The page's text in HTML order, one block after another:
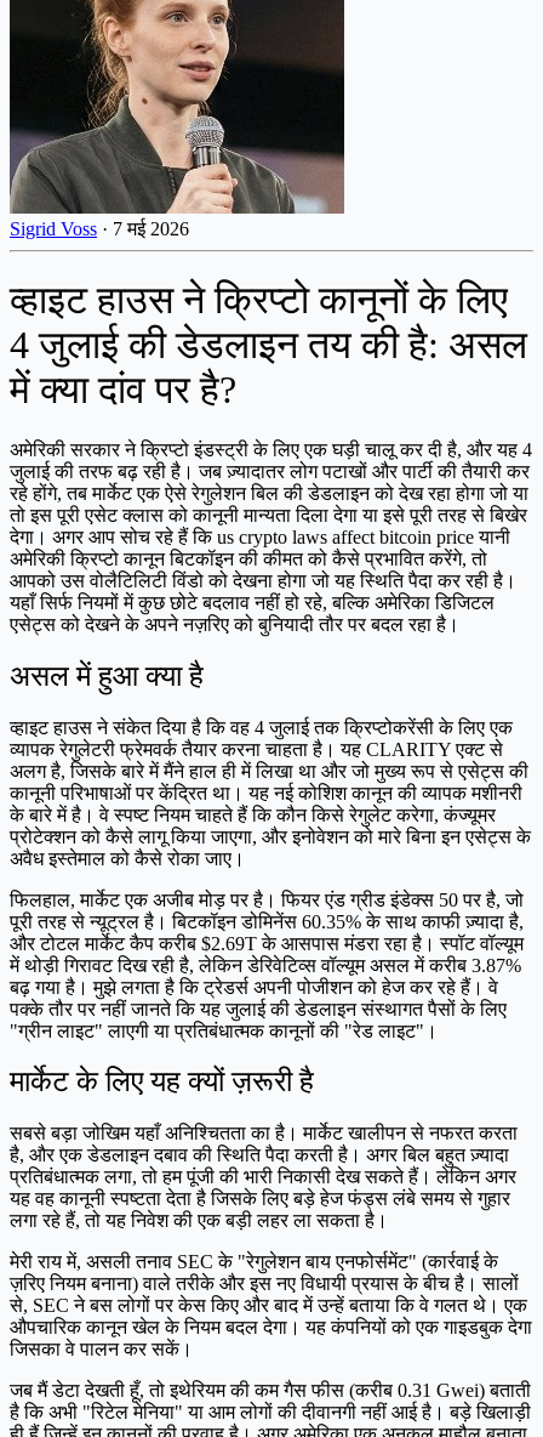
Sigrid Voss · 7 मई 2026
व्हाइट हाउस ने क्रिप्टो कानूनों के लिए
4 जुलाई की डेडलाइन तय की है: असल
में क्या दांव पर है?
अमेरिकी सरकार ने क्रिप्टो इंडस्ट्री के लिए एक घड़ी चालू कर दी है, और यह 4
जुलाई की तरफ बढ़ रही है। जब ज़्यादातर लोग पटाखों और पार्टी की तैयारी कर
रहे होंगे, तब मार्केट एक ऐसे रेगुलेशन बिल की डेडलाइन को देख रहा होगा जो या
तो इस पूरी एसेट क्लास को कानूनी मान्यता दिला देगा या इसे पूरी तरह से बिखेर
देगा। अगर आप सोच रहे हैं कि us crypto laws affect bitcoin price यानी
अमेरिकी क्रिप्टो कानून बिटकॉइन की कीमत को कैसे प्रभावित करेंगे, तो
आपको उस वोलैटिलिटी विंडो को देखना होगा जो यह स्थिति पैदा कर रही है।
यहाँ सिर्फ नियमों में कुछ छोटे बदलाव नहीं हो रहे, बल्कि अमेरिका डिजिटल
एसेट्स को देखने के अपने नज़रिए को बुनियादी तौर पर बदल रहा है।
असल में हुआ क्या है
व्हाइट हाउस ने संकेत दिया है कि वह 4 जुलाई तक क्रिप्टोकरेंसी के लिए एक
व्यापक रेगुलेटरी फ्रेमवर्क तैयार करना चाहता है। यह CLARITY एक्ट से
अलग है, जिसके बारे में मैंने हाल ही में लिखा था और जो मुख्य रूप से एसेट्स की
कानूनी परिभाषाओं पर केंद्रित था। यह नई कोशिश कानून की व्यापक मशीनरी
के बारे में है। वे स्पष्ट नियम चाहते हैं कि कौन किसे रेगुलेट करेगा, कंज्यूमर
प्रोटेक्शन को कैसे लागू किया जाएगा, और इनोवेशन को मारे बिना इन एसेट्स के
अवैध इस्तेमाल को कैसे रोका जाए।
फिलहाल, मार्केट एक अजीब मोड़ पर है। फियर एंड ग्रीड इंडेक्स 50 पर है, जो
पूरी तरह से न्यूट्रल है। बिटकॉइन डोमिनेंस 60.35% के साथ काफी ज़्यादा है,
और टोटल मार्केट कैप करीब $2.69T के आसपास मंडरा रहा है। स्पॉट वॉल्यूम
में थोड़ी गिरावट दिख रही है, लेकिन डेरिवेटिव्स वॉल्यूम असल में करीब 3.87%
बढ़ गया है। मुझे लगता है कि ट्रेडर्स अपनी पोजीशन को हेज कर रहे हैं। वे
पक्के तौर पर नहीं जानते कि यह जुलाई की डेडलाइन संस्थागत पैसों के लिए
"ग्रीन लाइट" लाएगी या प्रतिबंधात्मक कानूनों की "रेड लाइट"।
मार्केट के लिए यह क्यों ज़रूरी है
सबसे बड़ा जोखिम यहाँ अनिश्चितता का है। मार्केट खालीपन से नफरत करता
है, और एक डेडलाइन दबाव की स्थिति पैदा करती है। अगर बिल बहुत ज़्यादा
प्रतिबंधात्मक लगा, तो हम पूंजी की भारी निकासी देख सकते हैं। लेकिन अगर
यह वह कानूनी स्पष्टता देता है जिसके लिए बड़े हेज फंड्स लंबे समय से गुहार
लगा रहे हैं, तो यह निवेश की एक बड़ी लहर ला सकता है।
मेरी राय में, असली तनाव SEC के "रेगुलेशन बाय एनफोर्समेंट" (कार्रवाई के
ज़रिए नियम बनाना) वाले तरीके और इस नए विधायी प्रयास के बीच है। सालों
से, SEC ने बस लोगों पर केस किए और बाद में उन्हें बताया कि वे गलत थे। एक
औपचारिक कानून खेल के नियम बदल देगा। यह कंपनियों को एक गाइडबुक देगा
जिसका वे पालन कर सकें।
जब मैं डेटा देखती हूँ, तो इथेरियम की कम गैस फीस (करीब 0.31 Gwei) बताती
है कि अभी "रिटेल मेनिया" या आम लोगों की दीवानगी नहीं आई है। बड़े खिलाड़ी